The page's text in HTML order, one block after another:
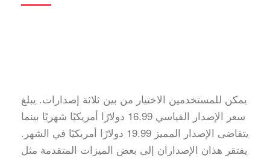
يمكن للمستخدمين الاختيار من بين ثلاثة إصدارات. يبلغ
سعر الإصدار القياسي 16.99 دولارًا أمريكيًا شهريًا بينما
يتقاضى الإصدار المميز 19.99 دولارًا أمريكيًا في الشهر.
يفتقر هذان الإصداران إلى بعض الميزات المتقدمة مثل